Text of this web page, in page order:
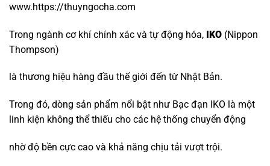
www.https://thuyngocha.com
Trong ngành cơ khí chính xác và tự động hóa, IKO (Nippon
Thompson)
là thương hiệu hàng đầu thế giới đến từ Nhật Bản.
Trong đó, dòng sản phẩm nổi bật như Bạc đạn IKO là một
linh kiện không thể thiếu cho các hệ thống chuyển động
nhờ độ bền cực cao và khả năng chịu tải vượt trội.